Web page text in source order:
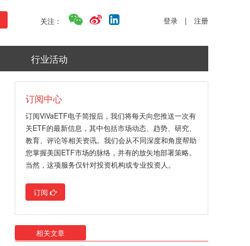
关注： 登录 | 注册
行业活动
订阅中心
订阅ViVaETF电子简报后，我们将每天向您推送一次有
关ETF的最新信息，其中包括市场动态、趋势、研究、
教育、评论等相关资讯。我们会从不同深度和角度帮助
您掌握美国ETF市场的脉络，并有的放矢地部署策略。
当然，这项服务仅针对投资机构或专业投资人。
订阅
相关文章